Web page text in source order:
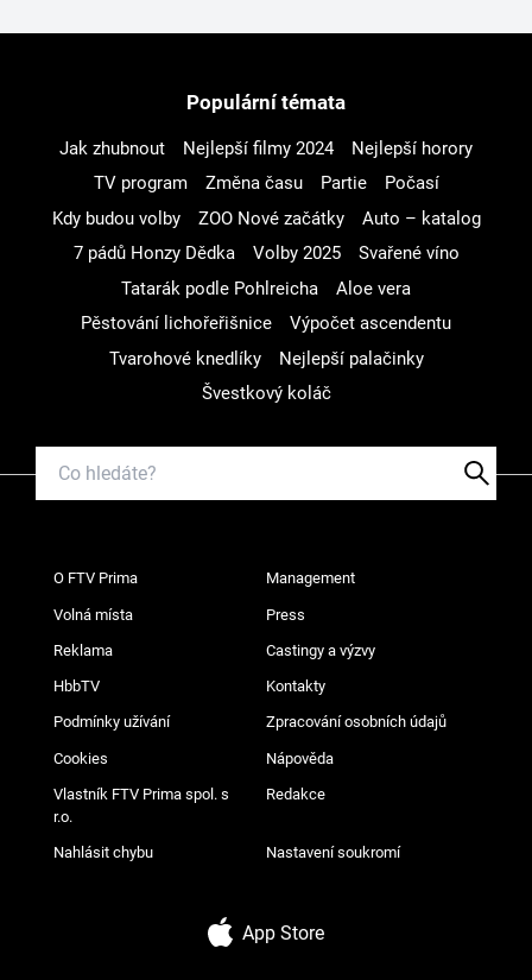
Populární témata
Jak zhubnout Nejlepší filmy 2024
Nejlepší horory
TV program
Změna času Partie
Počasí
Kdy budou volby
ZOO Nové začátky
Auto – katalog
7 pádů Honzy Dědka
Volby 2025
Svařené víno
Tatarák podle Pohlreicha
Aloe vera
Pěstování lichořeřišnice
Výpočet ascendentu
Tvarohové knedlíky
Nejlepší palačinky
Švestkový koláč
O FTV Prima Management
Volná místa Press
Reklama Castingy a výzvy
HbbTV Kontakty
Podmínky užívání Zpracování osobních údajů
Cookies Nápověda
Vlastník FTV Prima spol. s
r.o.
Redakce
Nahlásit chybu Nastavení soukromí
App Store